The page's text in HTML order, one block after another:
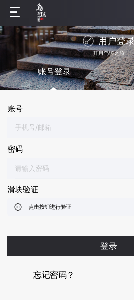
用户登
开启乌镇之旅
账号登录
账号
密码
滑块验证
点击按钮进行验证
登录
忘记密码？